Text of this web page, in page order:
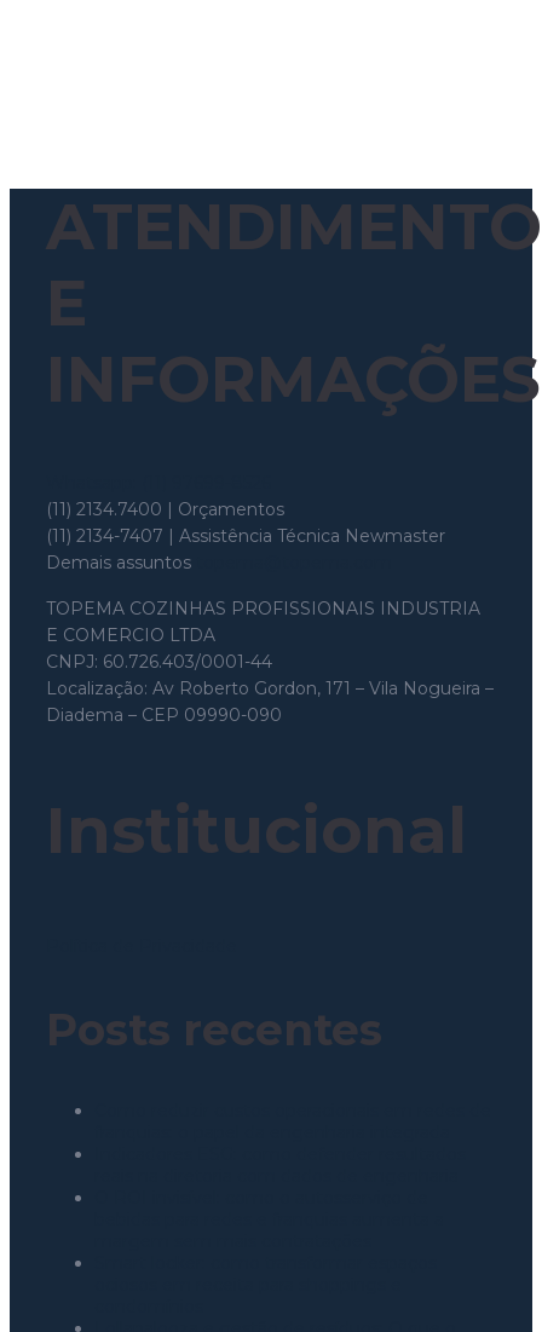
ATENDIMENTO
E
INFORMAÇÕES
(11) 2134.7400 | Orçamentos
(11) 2134-7407 | Assistência Técnica Newmaster
Demais assuntos
TOPEMA COZINHAS PROFISSIONAIS INDUSTRIA
E COMERCIO LTDA
CNPJ: 60.726.403/0001-44
Localização: Av Roberto Gordon, 171 – Vila Nogueira –
Diadema – CEP 09990-090
Institucional
Posts recentes